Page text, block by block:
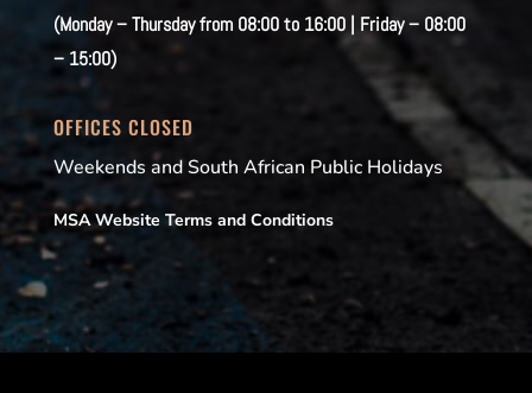
(Monday – Thursday from 08:00 to 16:00 | Friday – 08:00
– 15:00)
OFFICES CLOSED
Weekends and South African Public Holidays
MSA Website Terms and Conditions